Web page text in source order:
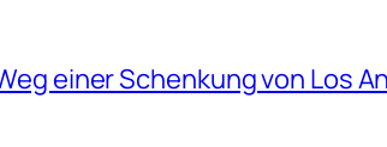
einer Schenkung von Los